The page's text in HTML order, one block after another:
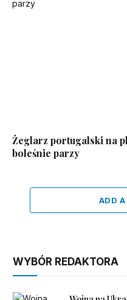
Żeglarz portugalski na
boleśnie parzy
ADD
WYBÓR REDAKTORA